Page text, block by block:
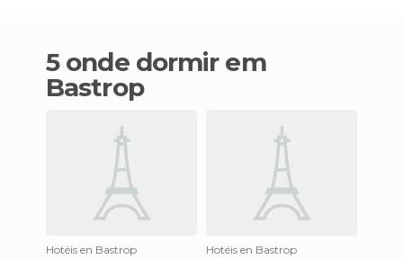
5 onde dormir em
Bastrop
Hotéis en Bastrop
Hotéis en Bastrop